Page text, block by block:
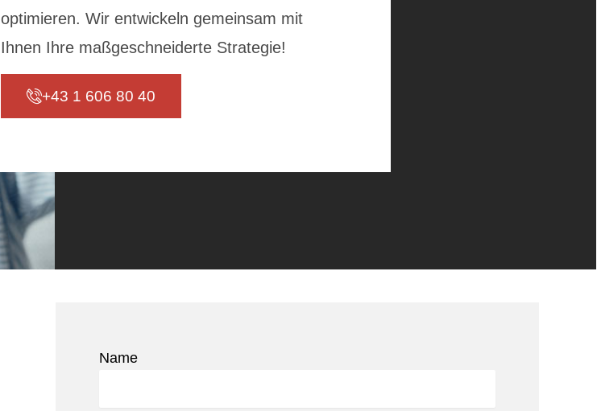
optimieren. Wir entwickeln gemeinsam mit
Ihnen Ihre maßgeschneiderte Strategie!
+43 1 606 80 40
Name